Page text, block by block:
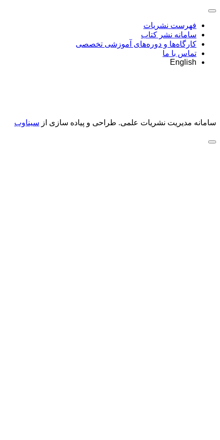
فهرست نشریات
سامانه نشر کتاب
کارگاه‌ها و دوره‌های آموزشی تخصصی
تماس با ما
English
سامانه مدیریت نشریات علمی. طراحی و پیاده سازی از سیناوب